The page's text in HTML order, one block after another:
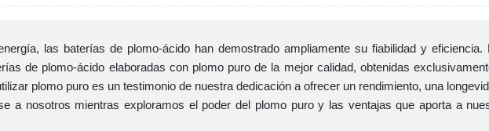
las baterías de plomo-ácido han demostrado ampliamente su fiabilidad y eficiencia.
de plomo-ácido elaboradas con plomo puro de la mejor calidad, obtenidas
plomo puro es un testimonio de nuestra dedicación a ofrecer un rendimiento, una
a nosotros mientras exploramos el poder del plomo puro y las ventajas que aporta a